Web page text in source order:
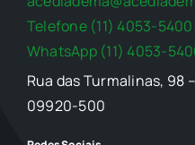
Telefone (11) 4053-5400
WhatsApp (11) 4053-
Rua das Turmalinas, 98
09920-500